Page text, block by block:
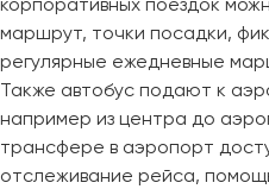
маршрут, точки посадки,
регулярные ежедневные
Также автобус подают к
например из центра до
трансфере в аэропорт
отслеживание рейса,
Челябинск
Череповец
Якутск
Ялта